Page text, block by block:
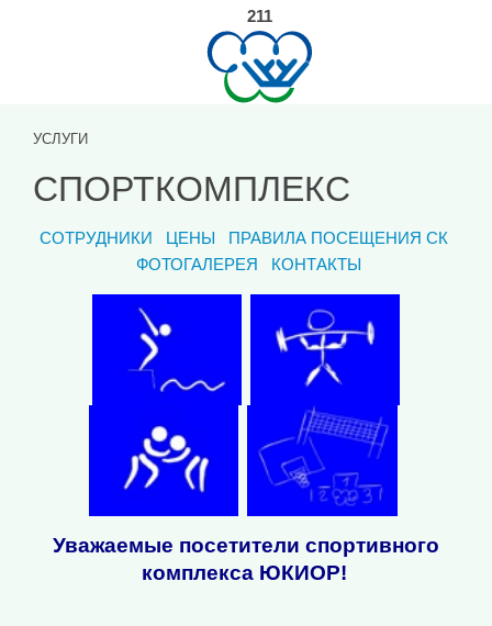
211
УСЛУГИ
СПОРТКОМПЛЕКС
СОТРУДНИКИ ЦЕНЫ
ПРАВИЛА ПОСЕЩЕНИЯ СК
ФОТОГАЛЕРЕЯ
КОНТАКТЫ
Уважаемые посетители спортивного
комплекса ЮКИОР!